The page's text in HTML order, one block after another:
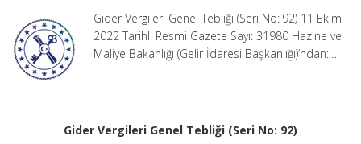
için
Gider Vergileri Genel Tebliği (Seri No: 92) 11 Ekim
2022 Tarihli Resmi Gazete Sayı: 31980 Hazine ve
Maliye Bakanlığı (Gelir İdaresi Başkanlığı)’ndan:…
Gider Vergileri Genel Tebliği (Seri No: 92)